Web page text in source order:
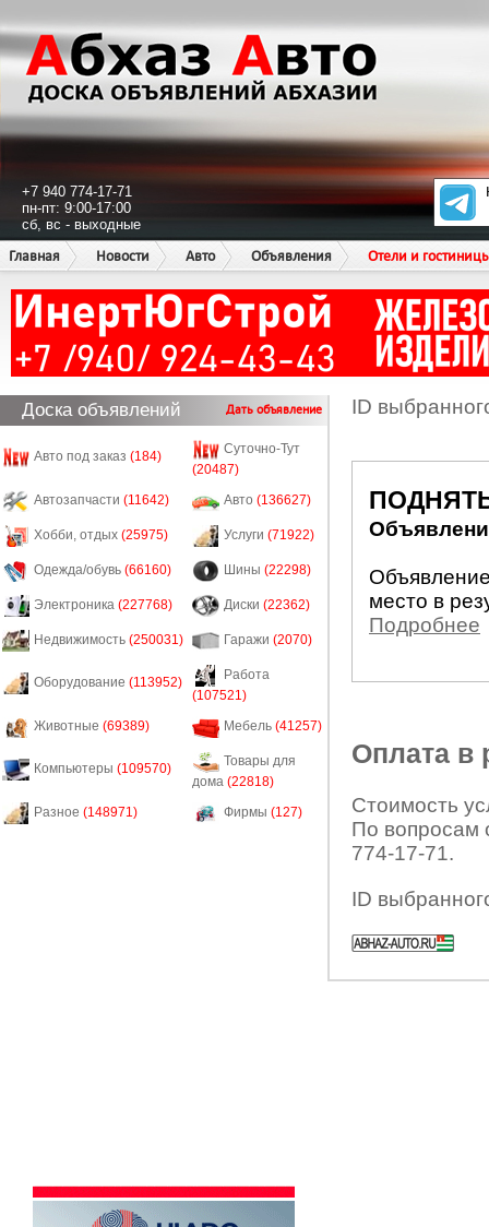
+7 940 774-17-71
пн-пт: 9:00-17:00
сб, вс - выходные
Главная
Новости Авто Объявления Отели и
Доска объявлений Дать объявление
Авто под заказ (184)
Суточно-Тут
(20487)
Автозапчасти (11642) Авто (136627)
Хобби, отдых (25975) Услуги (71922)
Одежда/обувь (66160) Шины (22298)
Электроника (227768) Диски (22362)
Недвижимость (250031) Гаражи (2070)
Оборудование (113952)
Работа
(107521)
Животные (69389) Мебель (41257)
Компьютеры (109570)
Товары для
дома (22818)
Разное (148971) Фирмы (127)
ID
место в
Подробнее
Оплата в
Стоимость
По вопросам
774-17-71.
ID